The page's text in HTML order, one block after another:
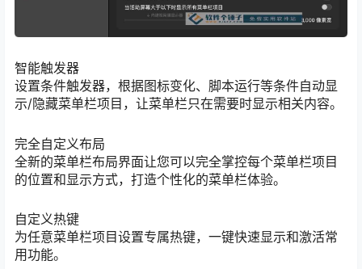
智能触发器
设置条件触发器，根据图标变化、脚本运行等条件自动显
示/隐藏菜单栏项目，让菜单栏只在需要时显示相关内容。
完全自定义布局
全新的菜单栏布局界面让您可以完全掌控每个菜单栏项目
的位置和显示方式，打造个性化的菜单栏体验。
自定义热键
为任意菜单栏项目设置专属热键，一键快速显示和激活常
用功能。